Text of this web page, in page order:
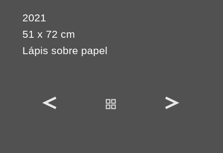
2021
51 x 72 cm
Lápis sobre papel